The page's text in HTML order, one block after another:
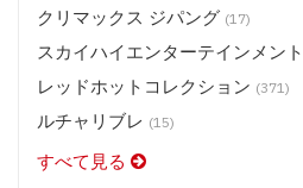
クリマックス ジパング (17)
スカイハイエンターテインメント
レッドホットコレクション (371)
ルチャリブレ (15)
すべて見る